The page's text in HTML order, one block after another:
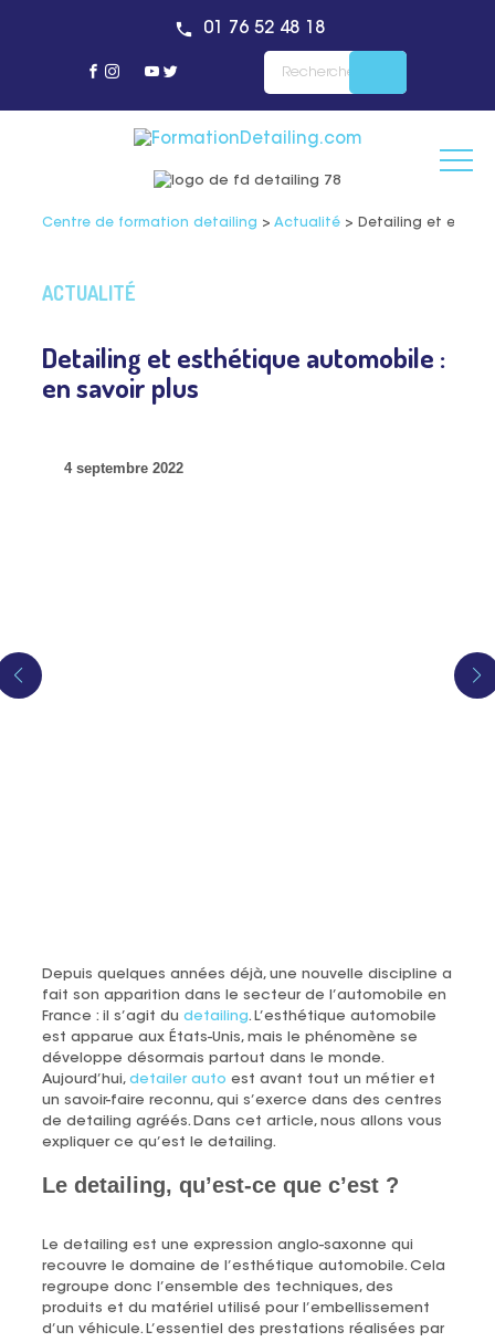
01 76 52 48 18
Centre de formation detailing > Actualité> Detailing et
ACTUALITÉ
Detailing et esthétique automobile :
en savoir plus
4 septembre 2022
Depuis quelques années déjà, une nouvelle discipline a
fait son apparition dans le secteur de l’automobile en
France : il s’agit du detailing. L’esthétique automobile
est apparue aux États-Unis, mais le phénomène se
développe désormais partout dans le monde.
Aujourd’hui, detailer auto est avant tout un métier et
un savoir-faire reconnu, qui s’exerce dans des centres
de detailing agréés. Dans cet article, nous allons vous
expliquer ce qu’est le detailing.
Le detailing, qu’est-ce que c’est ?
Le detailing est une expression anglo-saxonne qui
recouvre le domaine de l’esthétique automobile. Cela
regroupe donc l’ensemble des techniques, des
produits et du matériel utilisé pour l’embellissement
d’un véhicule. L’essentiel des prestations réalisées par